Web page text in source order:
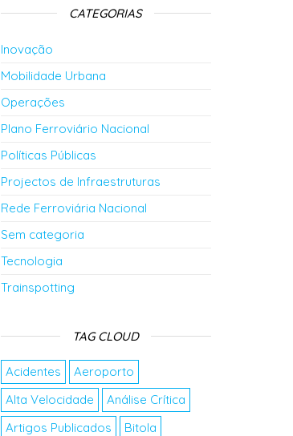
CATEGORIAS
Inovação
Mobilidade Urbana
Operações
Plano Ferroviário Nacional
Políticas Públicas
Projectos de Infraestruturas
Rede Ferroviária Nacional
Sem categoria
Tecnologia
Trainspotting
TAG CLOUD
Acidentes
Aeroporto
Alta Velocidade
Análise Crítica
Artigos Publicados
Bitola